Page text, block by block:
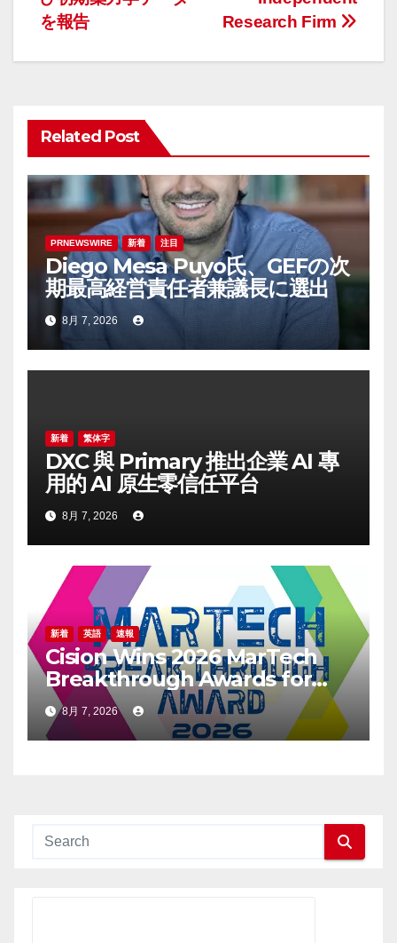
ゲ
ー
ョ
ン
Research Firm
を報告
Related Post
PRNEWSWIRE 新着 注目
Diego Mesa Puyo氏、GEFの次
期最高経営責任者兼議長に選出
8月 7, 2026
新着 繁体字
DXC 與 Primary 推出企業 AI 專
用的 AI 原生零信任平台
8月 7, 2026
新着 英語 速報
Cision Wins 2026 MarTech
Breakthrough Awards for
Social Listening, Press
Release Distribution, and
AEO
8月 7, 2026